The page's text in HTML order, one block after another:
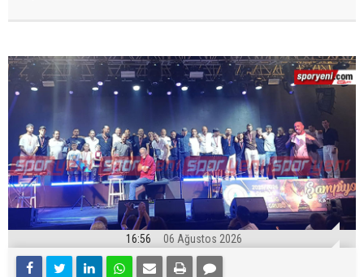
16:56 06 Ağustos 2026